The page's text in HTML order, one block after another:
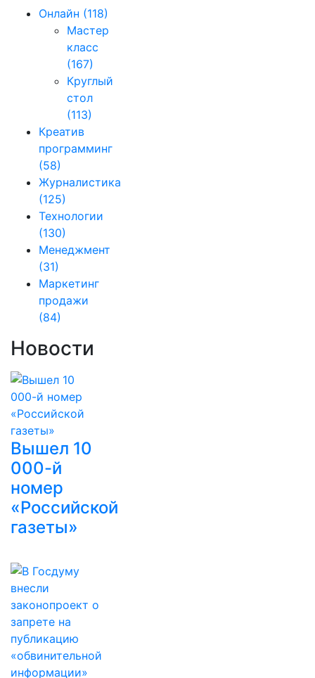
Онлайн (118)
Мастер
класс
(167)
Круглый
стол
(113)
Креатив
программинг
(58)
Журналистика
(125)
Технологии
(130)
Менеджмент
(31)
Маркетинг
продажи
(84)
Новости
Вышел 10
000-й
номер
«Российской
газеты»